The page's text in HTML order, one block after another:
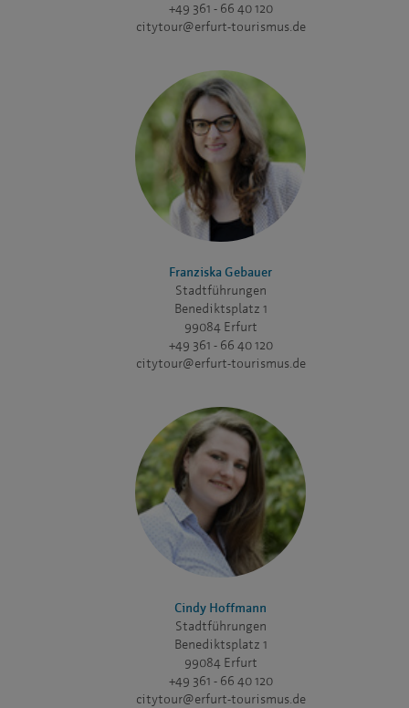
+49 361 - 66 40 120
citytour@erfurt-tourismus.de
Franziska Gebauer
Stadtführungen
Benediktsplatz 1
99084 Erfurt
+49 361 - 66 40 120
citytour@erfurt-tourismus.de
Cindy Hoffmann
Stadtführungen
Benediktsplatz 1
99084 Erfurt
+49 361 - 66 40 120
citytour@erfurt-tourismus.de